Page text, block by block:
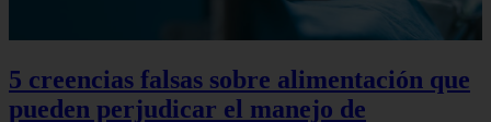
5 creencias falsas sobre alimentación que
pueden perjudicar el manejo de